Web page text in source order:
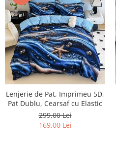
Lenjerie de Pat, Imprimeu 5D,
Pat Dublu, Cearsaf cu Elastic
299,00 Lei
169,00 Lei